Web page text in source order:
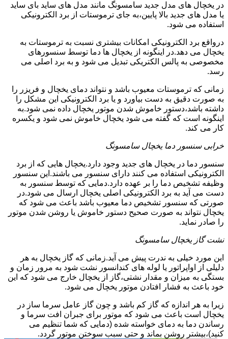
در یخچال های مدل جدید سامسونگ مانند مدل های ساید بای ساید
یا مدل های جدید بالا پایین،به جای ترموستات از برد الکترونیکی
استفاده می شود.
درواقع برد الکترونیکی امکانات بیشتری نسبت به ترموستات به
یخچال می دهد.در اینگونه از یخچال ها دما توسط سنسورهای
مخصوصی به پالس الکتریکی تبدیل می شود و به برد اصلی می
رسد.
زمانی که ترموستات معیوب باشد و نتواند دمای یخچال و فریزر را
به صورت دقیق به دست بیاورد و یا برد الکترونیکی این مشکل را
داشته باشد،دستور خاموش شدن موتور یخچال داده نمی شود.به
اینگونه است که گفته می شود یخچال خاموش نمی شود و یکسره
کار می کند.
خرابی سنسور دما یخچال سامسونگ
سنسور دما در یخچال های جدید وجود دارد.یخچال هایی که از برد
الکترونیکی استفاده می کنند دارای سنسور می باشند.این سنسور
وظیفه تشخیص دما را بر عهده دارد.دمایی که توسط سنسور به
دست می آید به برد الکترونیکی اصلی یخچال ارسال می شود.در
صورتی که سنسور تشخیص دما معیوب باشد باعث می شود که
یخچال نتواند به صورت صحیح دستور خاموش یا روشن شدن موتور
را صادر نماید.
نشت گاز یخچال سامسونگ
این مورد خیلی به ندرت پیش می آید.زمانی که گاز یخچال به هر
دلیلی از اواپراتور یا لوله های کندانسور نشت شود به مرور زمان و
بستگی به میزان و مقدار نشتی،گاز از یخچال خارج می شود که این
خود باعث به فشار افتادن موتور یخچال می شود.
زیرا به هر اندازه که گاز کم باشد و چون گاز عامل سرما ساز در
یخچال است باعث می شود که موتور برای جبران افت سرما و
رساندن دما به دمای خواسته شده (دمایی که شما تنظیم می
کنید)،بیشتر روشن بماند و حتی سبب سوختن موتور گردد.